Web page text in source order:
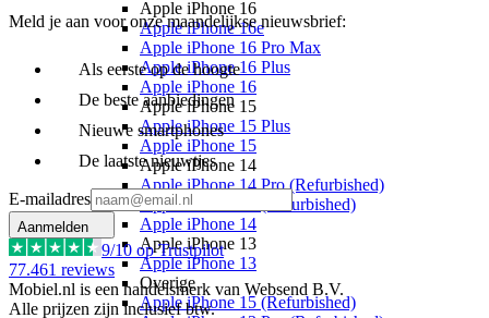
Apple iPhone 16
Apple iPhone 16e
Apple iPhone 16 Pro Max
Apple iPhone 16 Plus
Apple iPhone 16
Apple iPhone 15
Apple iPhone 15 Plus
Apple iPhone 15
Apple iPhone 14
Apple iPhone 14 Pro (Refurbished)
Apple iPhone 14 (Refurbished)
Apple iPhone 14
Apple iPhone 13
Apple iPhone 13
Overige
Apple iPhone 15 (Refurbished)
Meld je aan voor onze maandelijkse nieuwsbrief:
Als eerste op de hoogte
De beste aanbiedingen
Nieuwe smartphones
De laatste nieuwtjes
E-mailadres
Aanmelden
9/10 op Trustpilot
77.461 reviews
Mobiel.nl is een handelsmerk van Websend B.V.
Alle prijzen zijn inclusief btw.